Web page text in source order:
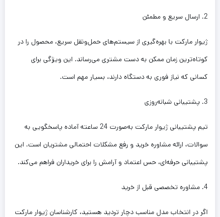
2. ارسال سریع و مطمئن
ژیوار مارکت با بهره‌گیری از سیستم‌های حمل‌ونقل سریع، محصول را در
کوتاه‌ترین زمان ممکن به دست مشتری می‌رساند. این ویژگی برای
کسانی که نیاز فوری به دستگاه دارند، بسیار مهم است.
3. پشتیبانی شبانه‌روزی
تیم پشتیبانی ژیوار مارکت به‌صورت 24 ساعته آماده پاسخگویی به
سوالات، ارائه مشاوره خرید و رفع مشکلات احتمالی مشتریان است. این
پشتیبانی حرفه‌ای، حس اعتماد و آرامش را برای خریداران فراهم می‌کند.
4. مشاوره تخصصی قبل از خرید
اگر در انتخاب مدل مناسب دچار تردید هستید، کارشناسان ژیوار مارکت